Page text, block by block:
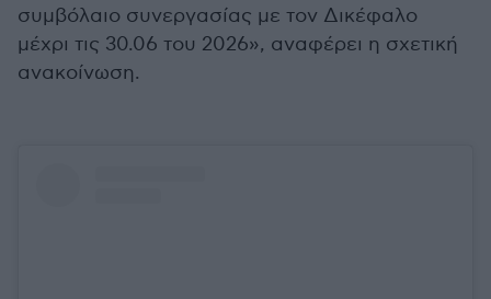
συμβόλαιο συνεργασίας με τον Δικέφαλο
μέχρι τις 30.06 του 2026», αναφέρει η σχετική
ανακοίνωση.